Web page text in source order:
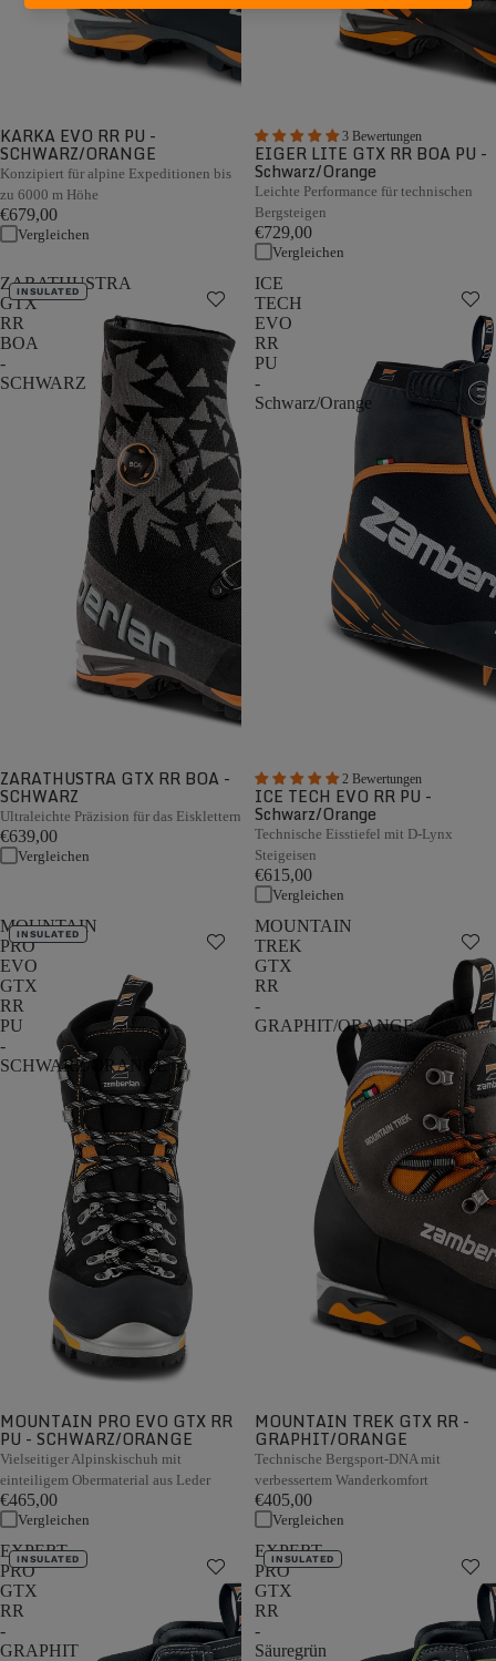
KARKA EVO RR PU -
SCHWARZ/ORANGE
Konzipiert für alpine Expeditionen bis
zu 6000 m Höhe
€679,00
Vergleichen
3 Bewertungen
EIGER LITE GTX RR BOA PU -
Schwarz/Orange
Leichte Performance für technischen
Bergsteigen
€729,00
Vergleichen
ZARATHUSTRA
GTX
RR
BOA
-
SCHWARZ
INSULATED
ZARATHUSTRA GTX RR BOA -
SCHWARZ
Ultraleichte Präzision für das Eisklettern
€639,00
Vergleichen
ICE
TECH
EVO
RR
PU
-
Schwarz/Orange
2 Bewertungen
ICE TECH EVO RR PU -
Schwarz/Orange
Technische Eisstiefel mit D-Lynx
Steigeisen
€615,00
Vergleichen
MOUNTAIN
PRO
EVO
GTX
RR
PU
-
SCHWARZ/ORANGE
INSULATED
MOUNTAIN PRO EVO GTX RR
PU - SCHWARZ/ORANGE
Vielseitiger Alpinskischuh mit
einteiligem Obermaterial aus Leder
€465,00
Vergleichen
MOUNTAIN
TREK
GTX
RR
-
GRAPHIT/ORANGE
MOUNTAIN TREK GTX RR -
GRAPHIT/ORANGE
Technische Bergsport-DNA mit
verbessertem Wanderkomfort
€405,00
Vergleichen
EXPERT
PRO
GTX
RR
-
GRAPHIT
INSULATED
EXPERT
PRO
GTX
RR
-
Säuregrün
INSULATED